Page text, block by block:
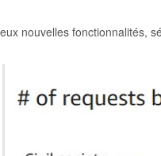
nouvelles fonctionnalités,